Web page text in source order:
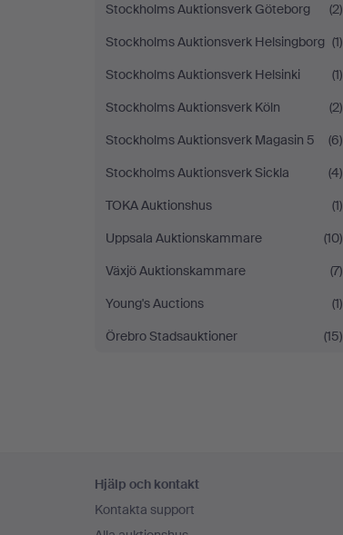
Stockholms Auktionsverk Göteborg
(2)
Stockholms Auktionsverk Helsingborg (1)
Stockholms Auktionsverk Helsinki
(1)
Stockholms Auktionsverk Köln
(2)
Stockholms Auktionsverk Magasin 5
(6)
Stockholms Auktionsverk Sickla
(4)
TOKA Auktionshus
(1)
Uppsala Auktionskammare
(10)
Växjö Auktionskammare
(7)
Young's Auctions
(1)
Örebro Stadsauktioner
(15)
Hjälp och kontakt
Kontakta support